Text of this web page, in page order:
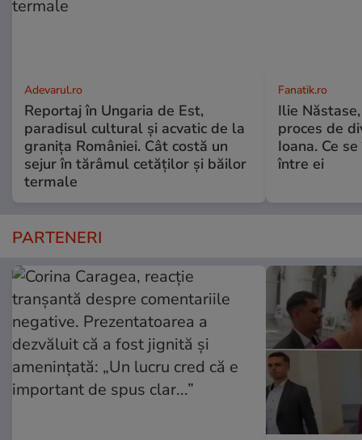
Adevarul.ro
Reportaj în Ungaria de Est,
paradisul cultural și acvatic de la
granița României. Cât costă un
sejur în tărâmul cetăților și băilor
termale
Fanatik.ro
Ilie
proces de
Ioana. Ce
între ei
PARTENERI